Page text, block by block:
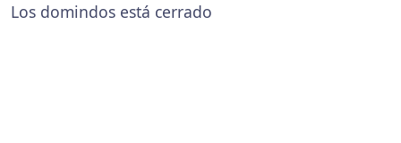
Los domindos está cerrado